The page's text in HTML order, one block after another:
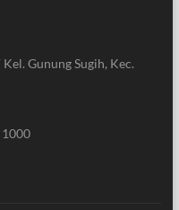
Gunung Sugih, Kec.